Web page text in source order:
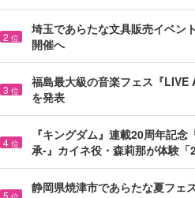
2 位
埼玉であらたな文具販売イベ
開催へ
3 位
福島最大級の音楽フェス『
を発表
4 位
『キングダム』連載20周年記
承-』カイネ役・森莉那が体験「
5
静岡県焼津市であらたな夏フ